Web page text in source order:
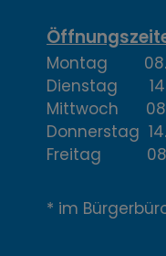
,
Ö
f
f
n
u
Montag
Dienstag
Mittwoch
Donnerstag
Freitag
* im